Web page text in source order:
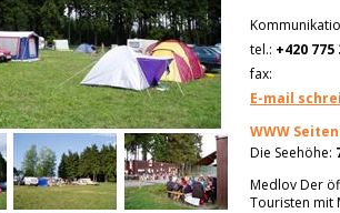
tel.: +420 775
fax:
E-mail
WWW Seiten
Die Seehöhe:
Medlov Der
Touristen mit